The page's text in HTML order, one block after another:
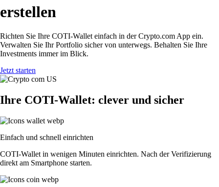
erstellen
Richten Sie Ihre COTI-Wallet einfach in der Crypto.com App ein.
Verwalten Sie Ihr Portfolio sicher von unterwegs. Behalten Sie Ihre
Investments immer im Blick.
Jetzt starten
Ihre COTI-Wallet: clever und sicher
Einfach und schnell einrichten
COTI-Wallet in wenigen Minuten einrichten. Nach der Verifizierung
direkt am Smartphone starten.